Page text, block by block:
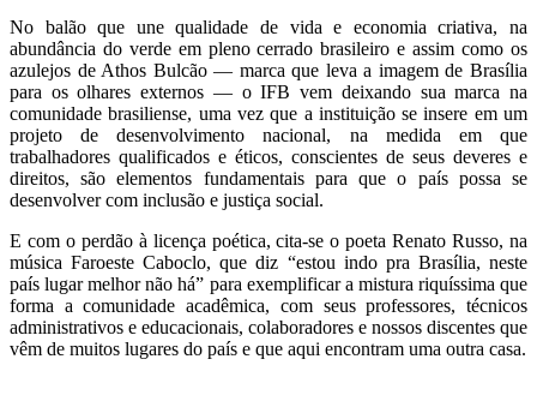
No balão que une qualidade de vida e economia criativa, na
abundância do verde em pleno cerrado brasileiro e assim como os
azulejos de Athos Bulcão — marca que leva a imagem de Brasília
para os olhares externos — o IFB vem deixando sua marca na
comunidade brasiliense, uma vez que a instituição se insere em um
projeto de desenvolvimento nacional, na medida em que
trabalhadores qualificados e éticos, conscientes de seus deveres e
direitos, são elementos fundamentais para que o país possa se
desenvolver com inclusão e justiça social.
E com o perdão à licença poética, cita-se o poeta Renato Russo, na
música Faroeste Caboclo, que diz “estou indo pra Brasília, neste
país lugar melhor não há” para exemplificar a mistura riquíssima que
forma a comunidade acadêmica, com seus professores, técnicos
administrativos e educacionais, colaboradores e nossos discentes que
vêm de muitos lugares do país e que aqui encontram uma outra casa.